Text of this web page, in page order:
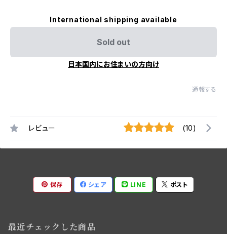
International shipping available
Sold out
日本国内にお住まいの方向け
通報する
レビュー (10)
保存 シェア LINE ポスト
最近チェックした商品